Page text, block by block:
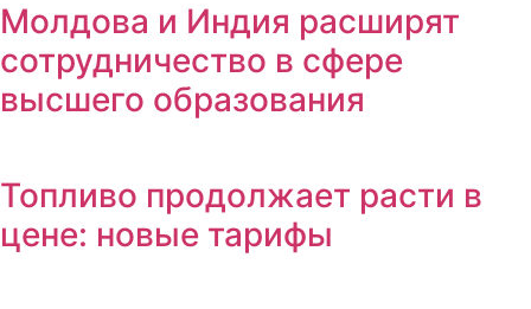
Молдова и Индия расширят
сотрудничество в сфере
высшего образования
Топливо продолжает расти в
цене: новые тарифы